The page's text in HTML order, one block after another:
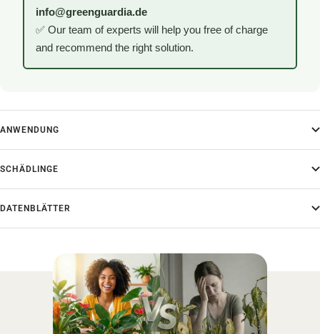
info@greenguardia.de
✅ Our team of experts will help you free of charge
and recommend the right solution.
ANWENDUNG
SCHÄDLINGE
DATENBLÄTTER